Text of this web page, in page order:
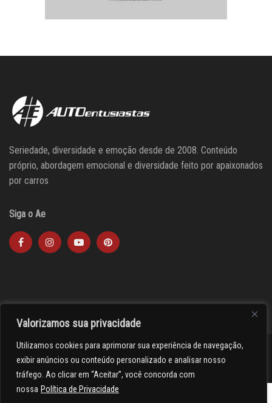
Valorizamos sua privacidade
Utilizamos cookies para aprimorar sua experiência de navegação,
exibir anúncios ou conteúdo personalizado e analisar nosso
tráfego. Ao clicar em “Aceitar”, você concorda com
nossa Política de Privacidade
Seriedade, diversidade e emoção desde de 2008. Conteúdo
próprio, abordagem emocional e diversidade feito por apaixonados
por carros
Siga o Ae
><(((º> 17